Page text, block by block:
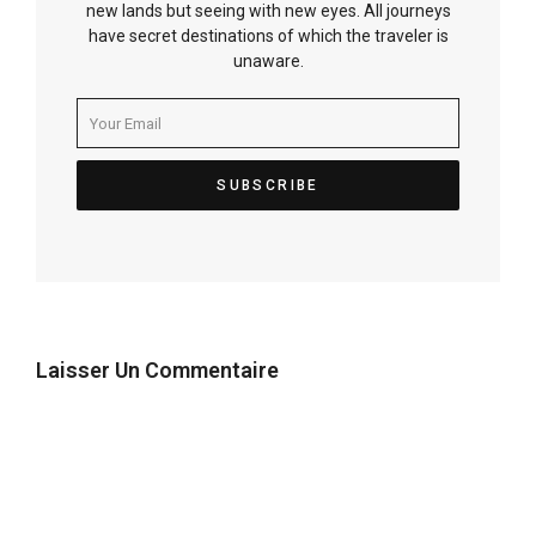
new lands but seeing with new eyes. All journeys
have secret destinations of which the traveler is
unaware.
Laisser Un Commentaire